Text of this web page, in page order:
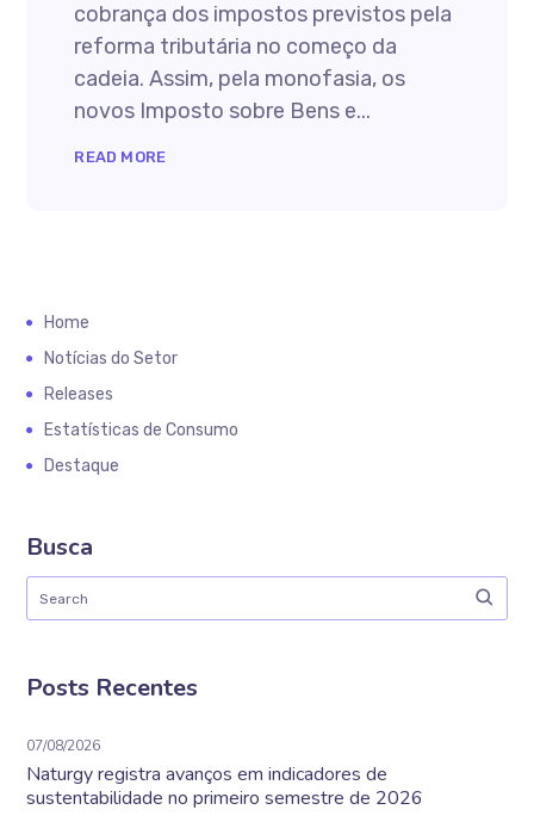
cobrança dos impostos previstos pela
reforma tributária no começo da
cadeia. Assim, pela monofasia, os
novos Imposto sobre Bens e...
READ MORE
Home
Notícias do Setor
Releases
Estatísticas de Consumo
Destaque
Busca
Posts Recentes
07/08/2026
Naturgy registra avanços em indicadores de
sustentabilidade no primeiro semestre de 2026